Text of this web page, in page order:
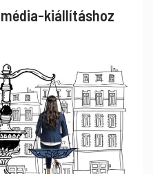
kiállításhoz